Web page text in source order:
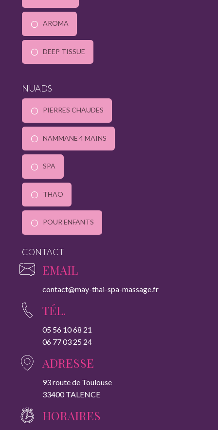
AROMA
DEEP TISSUE
NUADS
PIERRES CHAUDES
NAMMANE 4 MAINS
SPA
THAO
POUR ENFANTS
CONTACT
EMAIL
contact@may-thai-spa-massage.fr
TÉL.
05 56 10 68 21
06 77 03 25 24
ADRESSE
93 route de Toulouse
33400 TALENCE
HORAIRES